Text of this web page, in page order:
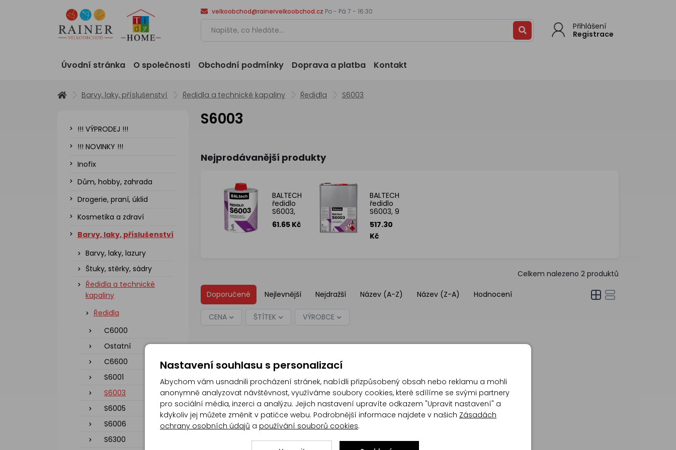
velkoobchod@rainervelkoobchod.cz Po - Pá 7 - 16:30
Přihlášení
Registrace
Úvodní stránka O společnosti Obchodní podmínky Doprava a platba Kontakt
Barvy, laky, příslušenství Ředidla a technické kapaliny Ředidla S6003
!!! VÝPRODEJ !!!
!!! NOVINKY !!!
Inofix
Dům, hobby, zahrada
Drogerie, praní, úklid
Kosmetika a zdraví
Barvy, laky, příslušenství
Barvy, laky, lazury
Štuky, stěrky, sádry
Ředidla a technické
kapaliny
Ředidla
C6000
Ostatní
C6600
S6001
S6003
S6005
S6006
S6300
S6003
Nejprodávanější produkty
BALTECH
ředidlo
S6003,
700 ml
61.65 Kč
BALTECH
ředidlo
S6003, 9
l517.30
Kč
Celkem nalezeno 2 produktů
Doporučené Nejlevnější Nejdražší Název (A-Z) Název (Z-A) Hodnocení
CENA ŠTÍTEK VÝROBCE
Nastavení souhlasu s personalizací
Abychom vám usnadnili procházení stránek, nabídli přizpůsobený obsah nebo reklamu a mohli
anonymně analyzovat návštěvnost, využíváme soubory cookies, které sdílíme se svými partnery
pro sociální média, inzerci a analýzu. Jejich nastavení upravíte odkazem "Upravit nastavení" a
kdykoliv jej můžete změnit v patičce webu. Podrobnější informace najdete v našich Zásadách
ochrany osobních údajů a používání souborů cookies.